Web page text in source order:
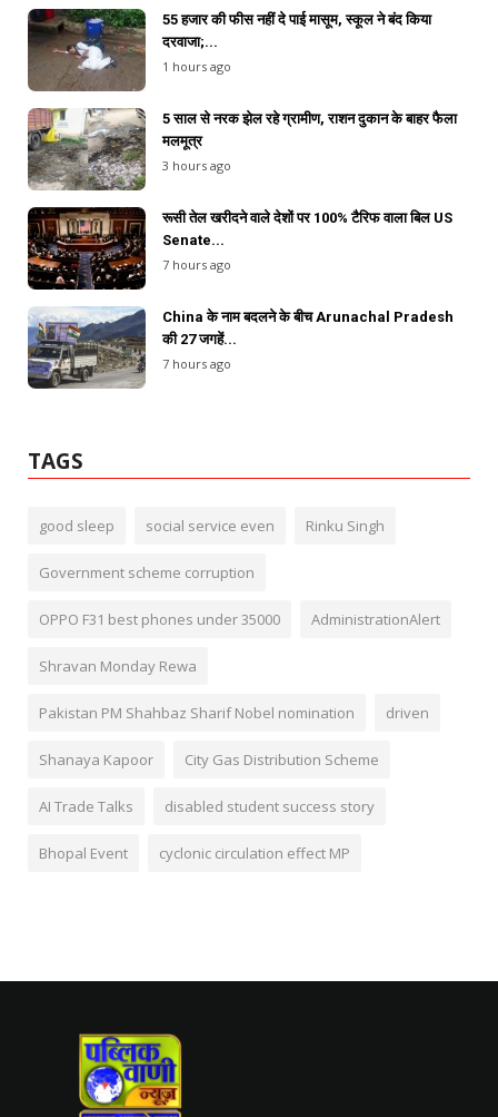
55 हजार की फीस नहीं दे पाई मासूम, स्कूल ने बंद किया
दरवाजा;...
1 hours ago
5 साल से नरक झेल रहे ग्रामीण, राशन दुकान के बाहर फैला
मलमूत्र
3 hours ago
रूसी तेल खरीदने वाले देशों पर 100% टैरिफ वाला बिल US
Senate...
7 hours ago
China के नाम बदलने के बीच Arunachal Pradesh
की 27 जगहें...
7 hours ago
TAGS
good sleep social service even Rinku Singh
Government scheme corruption
OPPO F31 best phones under 35000 AdministrationAlert
Shravan Monday Rewa
Pakistan PM Shahbaz Sharif Nobel nomination driven
Shanaya Kapoor City Gas Distribution Scheme
AI Trade Talks disabled student success story
Bhopal Event cyclonic circulation effect MP